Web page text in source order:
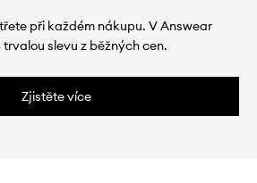
při každém nákupu. V Answear
trvalou slevu z běžných cen.
Zjistěte více